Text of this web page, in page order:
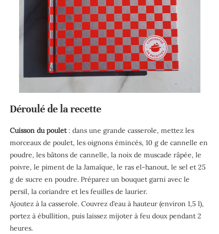
Déroulé de la recette
Cuisson du poulet: dans une grande casserole, mettez les
morceaux de poulet, les oignons émincés, 10 g de cannelle en
poudre, les bâtons de cannelle, la noix de muscade râpée, le
poivre, le piment de la Jamaïque, le ras el-hanout, le sel et 25
g de sucre en poudre. Préparez un bouquet garni avec le
persil, la coriandre et les feuilles de laurier.
Ajoutez à la casserole. Couvrez d’eau à hauteur (environ 1,5 l),
portez à ébullition, puis laissez mijoter à feu doux pendant 2
heures.